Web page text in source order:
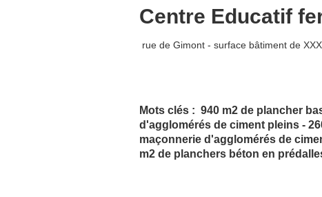
Centre Educatif
rue de Gimont - surface bâtiment de
Mots clés : 940 m2 de plancher
d'agglomérés de ciment pleins -
maçonnerie d'agglomérés de
m2 de planchers béton en